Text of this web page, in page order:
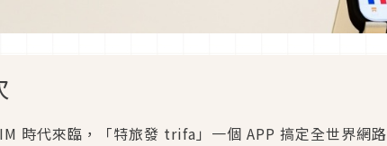
時代來臨，「特旅發 trifa」一個 APP 搞定全世界網路